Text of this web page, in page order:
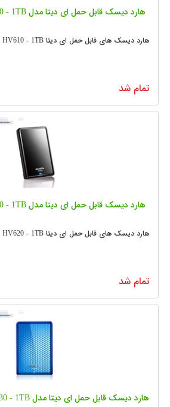
هارد دیسک قابل حمل ای دیتا مدل Adata portable HV610 - 1TB
هارد دیسک های قابل حمل ای دیتا HV610 - 1TB
تمام شد
هارد دیسک قابل حمل ای دیتا مدل Adata portable HV620 - 1TB
هارد دیسک های قابل حمل ای دیتا HV620 - 1TB
تمام شد
هارد دیسک قابل حمل ای دیتا مدل ADATA portable HC630 - 1TB